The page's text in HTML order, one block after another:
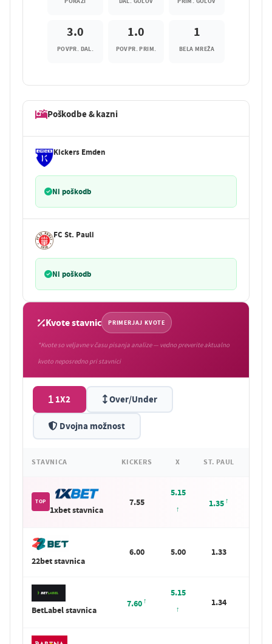
3.0
POVPR. DAL.
1.0
POVPR. PRIM.
1
BELA MREŽA
Poškodbe & kazni
Kickers Emden
Ni poškodb
FC St. Pauli
Ni poškodb
Kvote stavnic PRIMERJAJ KVOTE
*Kvote so veljavne v času pisanja analize — vedno preverite aktualno
kvoto neposredno pri stavnici
1X2 Over/Under
Dvojna možnost
STAVNICA KICKERS X ST. PAUL
TOP
1xbet stavnica
7.55
5.15
1.35
22bet stavnica
6.00 5.00 1.33
BetLabel stavnica
7.60
5.15
1.34